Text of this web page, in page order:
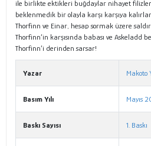
ile birlikte ektikleri buğdaylar nihayet
beklenmedik bir olayla karşı karşıya
Thorfinn ve Einar, hesap sormak üzere
Thorfinn’in karşısında babası ve Askeladd
Thorfinn’i derinden sarsar!
Yazar Makoto
Basım Yılı Mayıs
Baskı Sayısı 1. Baskı